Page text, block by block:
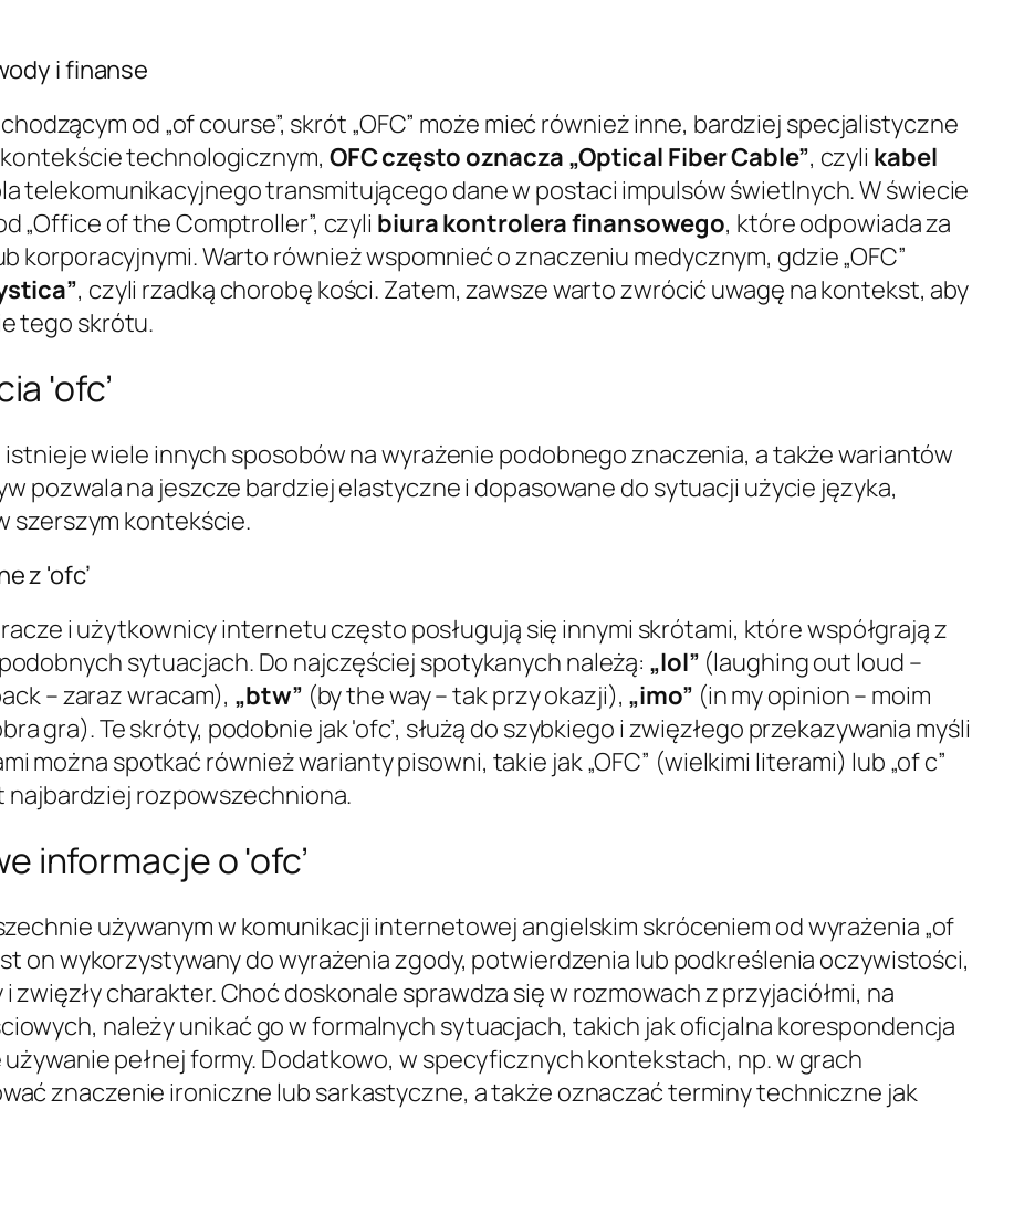
i finanse
od „of course”, skrót „OFC” może mieć również inne, bardziej specjalistyczne
technologicznym, OFC często oznacza „Optical Fiber Cable”, czyli kabel
telekomunikacyjnego transmitującego dane w postaci impulsów świetlnych. W świecie
„Office of the Comptroller”, czyli biura kontrolera finansowego, które odpowiada za
korporacyjnymi. Warto również wspomnieć o znaczeniu medycznym, gdzie „OFC”
, czyli rzadką chorobę kości. Zatem, zawsze warto zwrócić uwagę na kontekst, aby
tego skrótu.
'ofc’
wiele innych sposobów na wyrażenie podobnego znaczenia, a także wariantów
pozwala na jeszcze bardziej elastyczne i dopasowane do sytuacji użycie języka,
szerszym kontekście.
z 'ofc’
i użytkownicy internetu często posługują się innymi skrótami, które współgrają z
sytuacjach. Do najczęściej spotykanych należą: „lol” (laughing out loud –
– zaraz wracam), „btw” (by the way – tak przy okazji), „imo” (in my opinion – moim
gra). Te skróty, podobnie jak 'ofc’, służą do szybkiego i zwięzłego przekazywania myśli
można spotkać również warianty pisowni, takie jak „OFC” (wielkimi literami) lub „of c”
najbardziej rozpowszechniona.
informacje o 'ofc’
używanym w komunikacji internetowej angielskim skróceniem od wyrażenia „of
on wykorzystywany do wyrażenia zgody, potwierdzenia lub podkreślenia oczywistości,
charakter. Choć doskonale sprawdza się w rozmowach z przyjaciółmi, na
należy unikać go w formalnych sytuacjach, takich jak oficjalna korespondencja
pełnej formy. Dodatkowo, w specyficznych kontekstach, np. w grach
znaczenie ironiczne lub sarkastyczne, a także oznaczać terminy techniczne jak